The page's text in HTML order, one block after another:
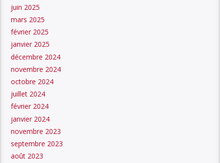
juin 2025
mars 2025
février 2025
janvier 2025
décembre 2024
novembre 2024
octobre 2024
juillet 2024
février 2024
janvier 2024
novembre 2023
septembre 2023
août 2023